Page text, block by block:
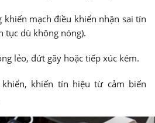
khiến mạch điều khiển nhận sai tín
tục dù không nóng).
lẻo, đứt gãy hoặc tiếp xúc kém.
khiến tín hiệu từ cảm biến